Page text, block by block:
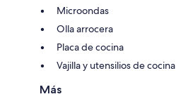
Microondas
Olla arrocera
Placa de cocina
Vajilla y utensilios de cocina
Más